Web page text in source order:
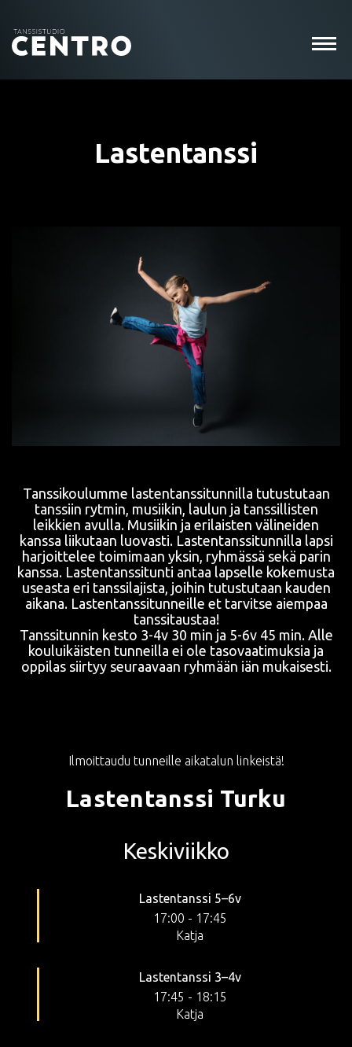
Lastentanssi
Tanssikoulumme lastentanssitunnilla tutustutaan
tanssiin rytmin, musiikin, laulun ja tanssillisten
leikkien avulla. Musiikin ja erilaisten välineiden
kanssa liikutaan luovasti. Lastentanssitunnilla lapsi
harjoittelee toimimaan yksin, ryhmässä sekä parin
kanssa. Lastentanssitunti antaa lapselle kokemusta
useasta eri tanssilajista, joihin tutustutaan kauden
aikana. Lastentanssitunneille et tarvitse aiempaa
tanssitaustaa!
Tanssitunnin kesto 3-4v 30 min ja 5-6v 45 min. Alle
kouluikäisten tunneilla ei ole tasovaatimuksia ja
oppilas siirtyy seuraavaan ryhmään iän mukaisesti.
Ilmoittaudu tunneille aikatalun linkeistä!
Lastentanssi Turku
Keskiviikko
Lastentanssi 5–6v
17:00 - 17:45
Katja
Lastentanssi 3–4v
17:45 - 18:15
Katja